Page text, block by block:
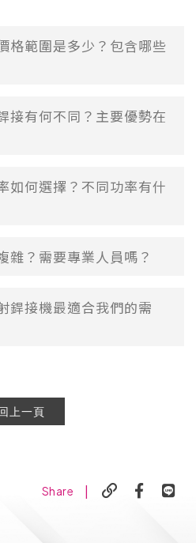
格範圍是多少？包含哪些
接有何不同？主要優勢在
如何選擇？不同功率有什
雜？需要專業人員嗎？
銲接機最適合我們的需
上一頁
Share |